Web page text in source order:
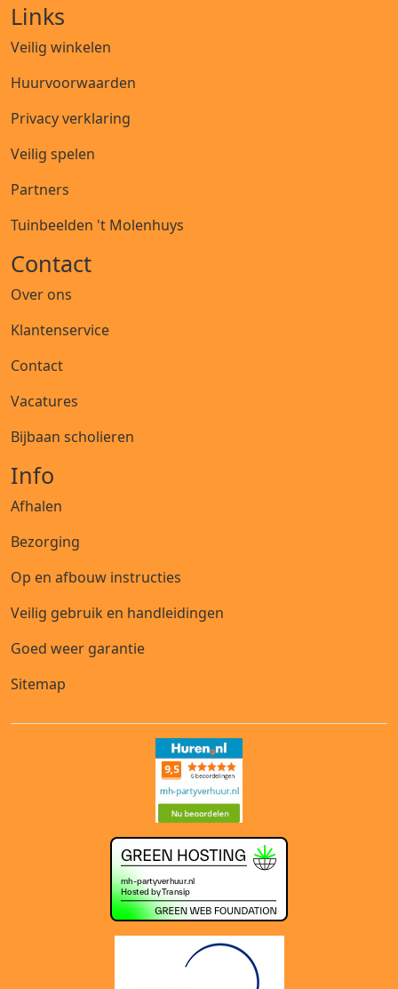
Links
Veilig winkelen
Huurvoorwaarden
Privacy verklaring
Veilig spelen
Partners
Tuinbeelden 't Molenhuys
Contact
Over ons
Klantenservice
Contact
Vacatures
Bijbaan scholieren
Info
Afhalen
Bezorging
Op en afbouw instructies
Veilig gebruik en handleidingen
Goed weer garantie
Sitemap